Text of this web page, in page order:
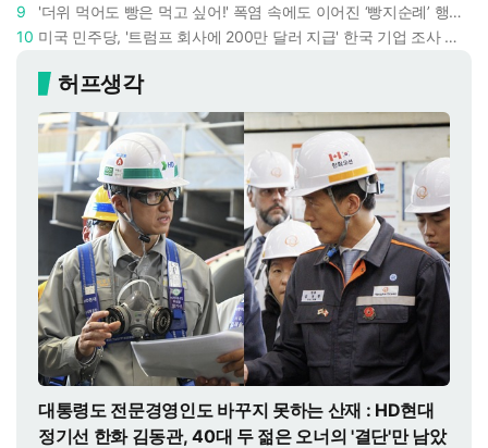
9
'더위 먹어도 빵은 먹고 싶어!' 폭염 속에도 이어진 ‘빵지순례’ 행렬 : 성심당이 대기 손님 위해 준비한 것들
10
미국 민주당, '트럼프 회사에 200만 달러 지급' 한국 기업 조사 착수 : 트럼프 덕분에 이득 챙기려 했나
허프생각
대통령도 전문경영인도 바꾸지 못하는 산재 : HD현대
정기선 한화 김동관, 40대 두 젊은 오너의 '결단'만 남았